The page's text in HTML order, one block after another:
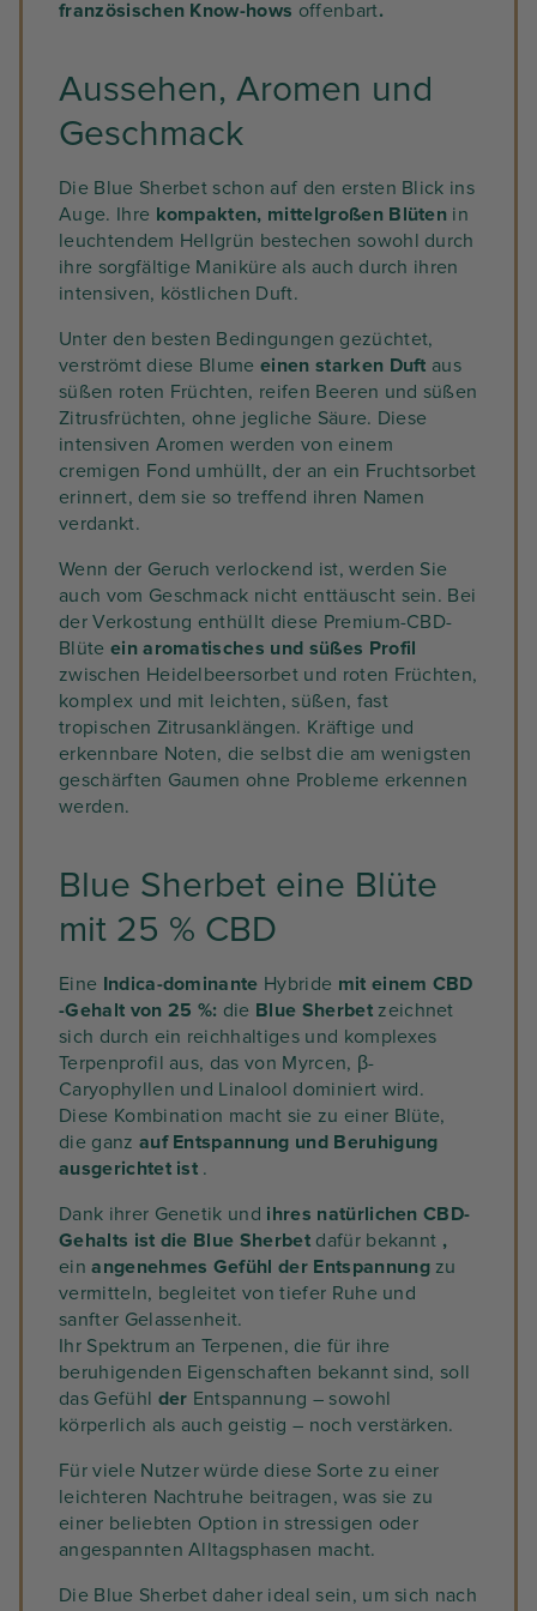
französischen Know-hows offenbart.
Aussehen, Aromen und
Geschmack
Die Blue Sherbet schon auf den ersten Blick ins
Auge. Ihre kompakten, mittelgroßen Blüten in
leuchtendem Hellgrün bestechen sowohl durch
ihre sorgfältige Maniküre als auch durch ihren
intensiven, köstlichen Duft.
Unter den besten Bedingungen gezüchtet,
verströmt diese Blumeeinen starken Duft aus
süßen roten Früchten, reifen Beeren und süßen
Zitrusfrüchten, ohne jegliche Säure. Diese
intensiven Aromen werden von einem
cremigen Fond umhüllt, der an ein Fruchtsorbet
erinnert, dem sie so treffend ihren Namen
verdankt.
Wenn der Geruch verlockend ist, werden Sie
auch vom Geschmack nicht enttäuscht sein. Bei
der Verkostung enthüllt diese Premium-CBD-
Blüte ein aromatisches und süßes Profil
zwischen Heidelbeersorbet und roten Früchten,
komplex und mit leichten, süßen, fast
tropischen Zitrusanklängen. Kräftige und
erkennbare Noten, die selbst die am wenigsten
geschärften Gaumen ohne Probleme erkennen
werden.
Blue Sherbet eine Blüte
mit 25 % CBD
Eine Indica-dominante Hybride mit einem CBD
-Gehalt von 25 %: die Blue Sherbetzeichnet
sich durch ein reichhaltiges und komplexes
Terpenprofil aus, das von Myrcen, β-
Caryophyllen und Linalool dominiert wird.
Diese Kombination macht sie zu einer Blüte,
die ganz auf Entspannung und Beruhigung
ausgerichtet ist .
Dank ihrer Genetik und ihres natürlichen CBD-
Gehalts ist die Blue Sherbetdafür bekannt ,
einangenehmes Gefühl der Entspannungzu
vermitteln, begleitet von tiefer Ruhe und
sanfter Gelassenheit.
Ihr Spektrum an Terpenen, die für ihre
beruhigenden Eigenschaften bekannt sind, soll
das Gefühl der Entspannung – sowohl
körperlich als auch geistig – noch verstärken.
Für viele Nutzer würde diese Sorte zu einer
leichteren Nachtruhe beitragen, was sie zu
einer beliebten Option in stressigen oder
angespannten Alltagsphasen macht.
Die Blue Sherbet daher ideal sein, um sich nach